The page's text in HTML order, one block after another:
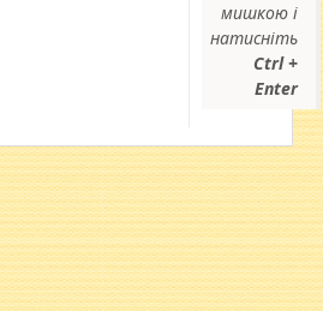
мишкою і
натисніть
Ctrl +
Enter